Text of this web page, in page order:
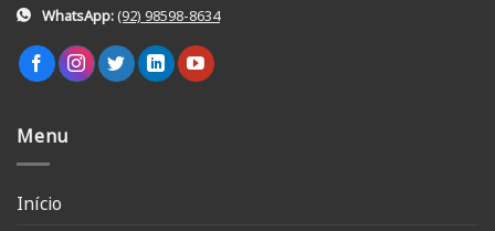
WhatsApp:(92) 98598-8634
Menu
Início